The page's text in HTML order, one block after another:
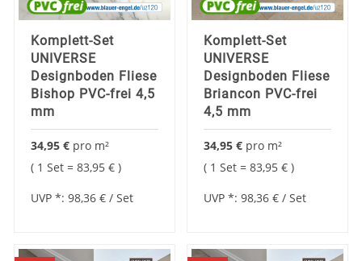
Komplett-Set
UNIVERSE
Designboden Fliese
Bishop PVC-frei 4,5
mm
34,95 € pro m²
1 Set = 83,95 €
UVP *: 98,36 € / Set
Komplett-Set
UNIVERSE
Designboden Fliese
Briancon PVC-frei
4,5 mm
34,95 € pro m²
1 Set = 83,95 €
UVP *: 98,36 € / Set